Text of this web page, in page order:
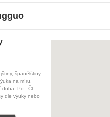
španělštiny,
na míru,
doba: Po - Čt
dle výuky nebo